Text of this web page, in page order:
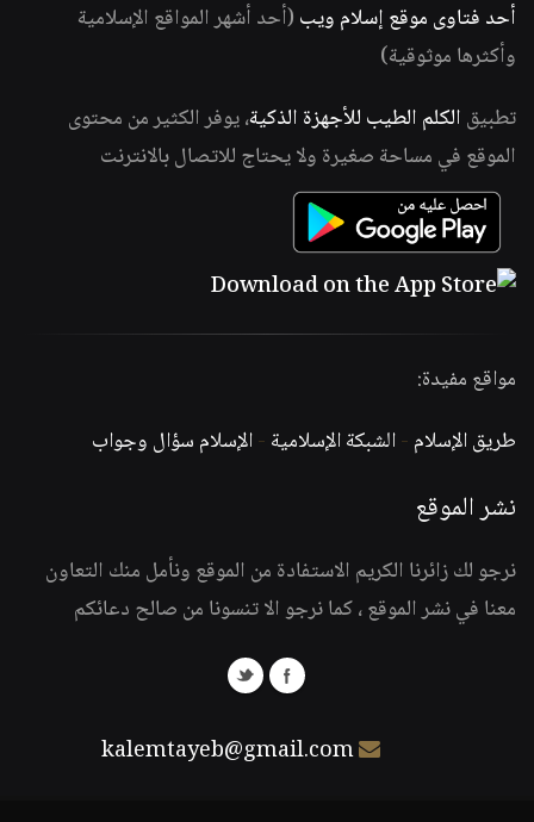
أحد فتاوى موقع إسلام ويب (أحد أشهر المواقع الإسلامية
وأكثرها موثوقية)
تطبيق الكلم الطيب للأجهزة الذكية، يوفر الكثير من محتوى
الموقع في مساحة صغيرة ولا يحتاج للاتصال بالانترنت
مواقع مفيدة:
طريق الإسلام -الشبكة الإسلامية -الإسلام سؤال وجواب
نشر الموقع
نرجو لك زائرنا الكريم الاستفادة من الموقع ونأمل منك التعاون
معنا في نشر الموقع ، كما نرجو الا تنسونا من صالح دعائكم
kalemtayeb@gmail.com